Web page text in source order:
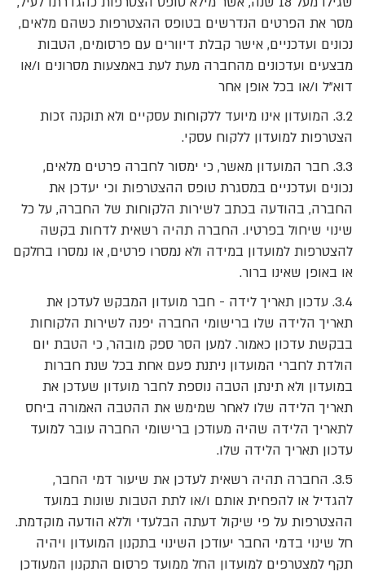
מסר את הפרטים הנדרשים בטופס ההצטרפות כשהם מלאים,
נכונים ועדכניים, אישר קבלת דיוורים עם פרסומים, הטבות
מבצעים ועדכונים מהחברה מעת לעת באמצעות מסרונים ו/או
דוא"ל ו/או בכל אופן אחר
3.2. המועדון אינו מיועד ללקוחות עסקיים ולא תוקנה זכות
הצטרפות למועדון ללקוח עסקי.
3.3. חבר המועדון מאשר, כי ימסור לחברה פרטים מלאים,
נכונים ועדכניים במסגרת טופס ההצטרפות וכי יעדכן את
החברה, בהודעה בכתב לשירות הלקוחות של החברה, על כל
שינוי שיחול בפרטיו. החברה תהיה רשאית לדחות בקשה
להצטרפות למועדון במידה ולא נמסרו פרטים, או נמסרו בחלקם
או באופן שאינו ברור.
3.4. עדכון תאריך לידה - חבר מועדון המבקש לעדכן את
תאריך הלידה שלו ברישומי החברה יפנה לשירות הלקוחות
בבקשת עדכון כאמור. למען הסר ספק מובהר, כי הטבת יום
הולדת לחברי המועדון ניתנת פעם אחת בכל שנת חברות
במועדון ולא תינתן הטבה נוספת לחבר מועדון שעדכן את
תאריך הלידה שלו לאחר שמימש את ההטבה האמורה ביחס
לתאריך הלידה שהיה מעודכן ברישומי החברה עובר למועד
עדכון תאריך הלידה שלו.
3.5. החברה תהיה רשאית לעדכן את שיעור דמי החבר,
להגדיל או להפחית אותם ו/או לתת הטבות שונות במועד
ההצטרפות על פי שיקול דעתה הבלעדי וללא הודעה מוקדמת.
חל שינוי בדמי החבר יעודכן השינוי בתקנון המועדון ויהיה
תקף למצטרפים למועדון החל ממועד פרסום התקנון המעודכן